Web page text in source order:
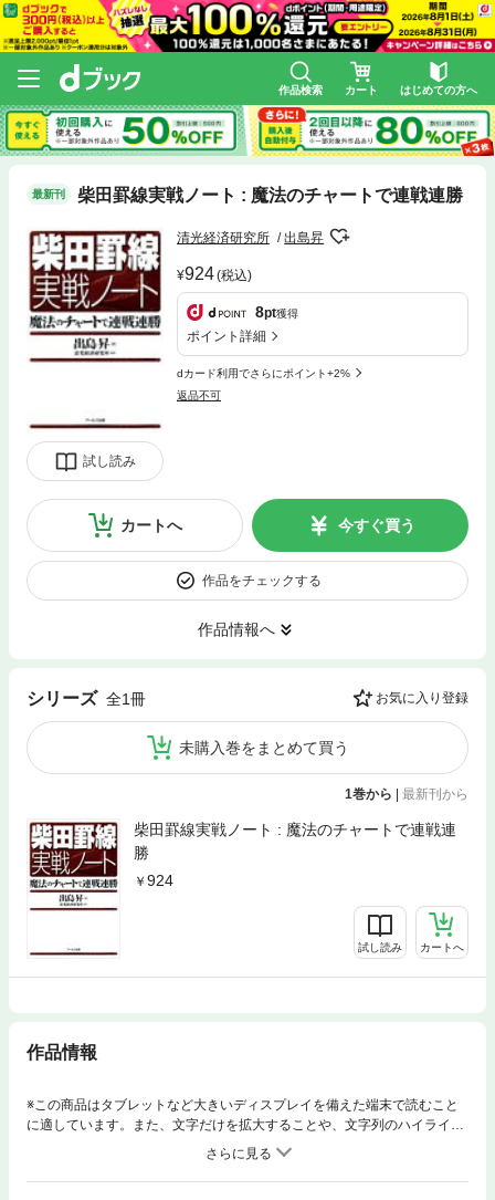
作品検索 カート はじめての方へ
最新刊 柴田罫線実戦ノート : 魔法のチャートで連戦連勝
試し読み
清光経済研究所 出島昇
924(税込)
8pt獲得
ポイント詳細
dカード利用でさらにポイント+2%
返品不可
カートへ 今すぐ買う
作品をチェックする
作品情報へ
シリーズ 全1冊 お気に入り登録
未購入巻をまとめて買う
1巻から 最新刊から
柴田罫線実戦ノート : 魔法のチャートで連戦連
勝
924
試し読み カートへ
作品情報
※この商品はタブレットなど大きいディスプレイを備えた端末で読むこと
に適しています。また、文字だけを拡大することや、文字列のハイライ
ト、検索、辞書の参照、引用などの機能が使用できません。本格上昇相場
をまさに“独り占め”したマル秘・投資戦術を全公開